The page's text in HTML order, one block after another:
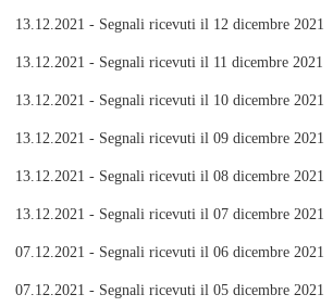
13.12.2021 - Segnali ricevuti il 12 dicembre 2021
13.12.2021 - Segnali ricevuti il 11 dicembre 2021
13.12.2021 - Segnali ricevuti il 10 dicembre 2021
13.12.2021 - Segnali ricevuti il 09 dicembre 2021
13.12.2021 - Segnali ricevuti il 08 dicembre 2021
13.12.2021 - Segnali ricevuti il 07 dicembre 2021
07.12.2021 - Segnali ricevuti il 06 dicembre 2021
07.12.2021 - Segnali ricevuti il 05 dicembre 2021